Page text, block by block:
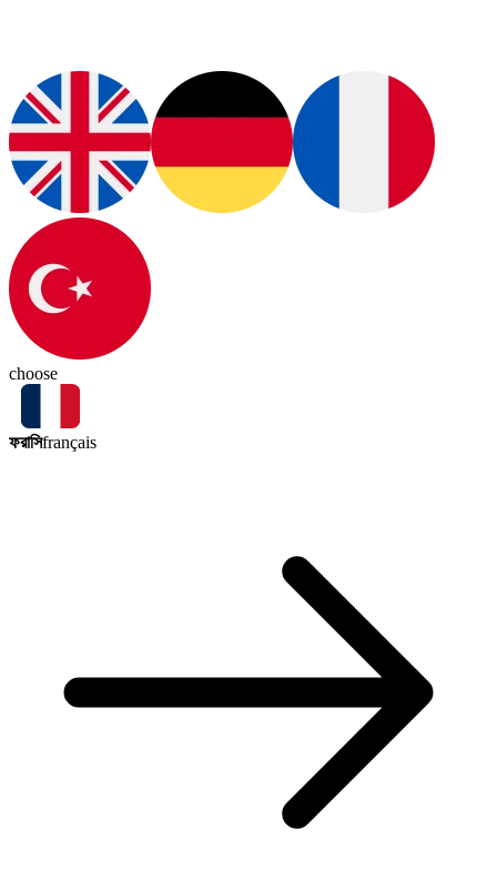
choose
ফরাসিfrançais